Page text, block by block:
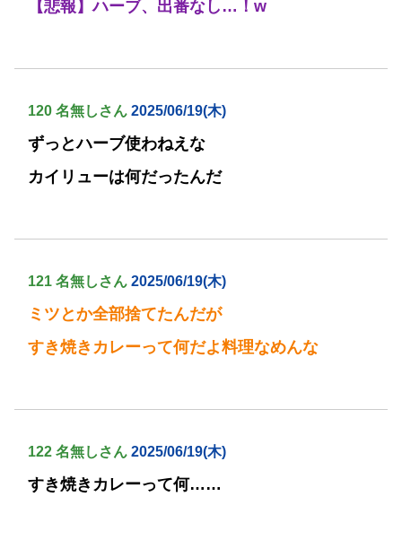
【悲報】ハーブ、出番なし…！w
120 名無しさん 2025/06/19(木)
ずっとハーブ使わねえな
カイリューは何だったんだ
121 名無しさん 2025/06/19(木)
ミツとか全部捨てたんだが
すき焼きカレーって何だよ料理なめんな
122 名無しさん 2025/06/19(木)
すき焼きカレーって何……